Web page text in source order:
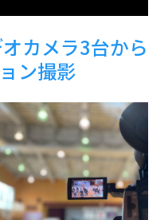
カメラ3台から
ン撮影